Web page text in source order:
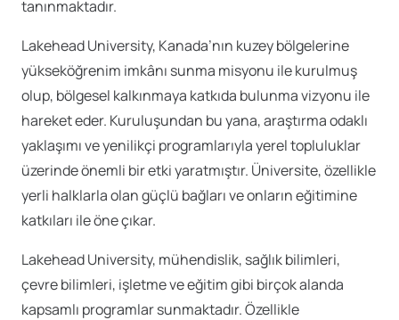
tanınmaktadır.
Lakehead University, Kanada’nın kuzey bölgelerine
yükseköğrenim imkânı sunma misyonu ile kurulmuş
olup, bölgesel kalkınmaya katkıda bulunma vizyonu ile
hareket eder. Kuruluşundan bu yana, araştırma odaklı
yaklaşımı ve yenilikçi programlarıyla yerel topluluklar
üzerinde önemli bir etki yaratmıştır. Üniversite, özellikle
yerli halklarla olan güçlü bağları ve onların eğitimine
katkıları ile öne çıkar.
Lakehead University, mühendislik, sağlık bilimleri,
çevre bilimleri, işletme ve eğitim gibi birçok alanda
kapsamlı programlar sunmaktadır. Özellikle